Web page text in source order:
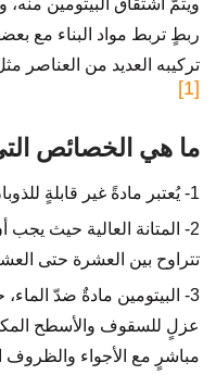
ربطٍ تربط مواد البناء مع
تركيبه العديد من العناصر
[1]
ما هي الخصائص التي
1- يُعتبر مادةً غير قابلةٍ للذوبان.
2- المتانة العالية حيث يجب
تتراوح بين العشرة حتى
3- البيتومين مادةٌ ضدّ
عزلٍ للسقوف والأسطح
مباشرٍ مع الأجواء والظروف